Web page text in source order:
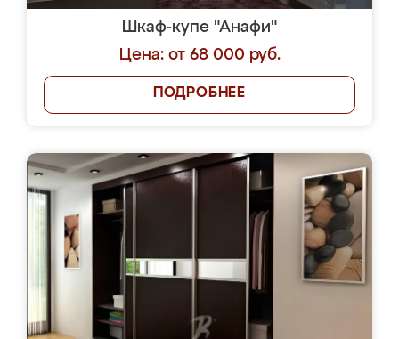
Шкаф-купе "Анафи"
Цена: от 68 000 руб.
ПОДРОБНЕЕ